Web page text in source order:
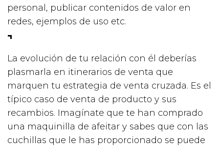
personal, publicar contenidos de valor en
redes, ejemplos de uso etc.
La evolución de tu relación con él deberías
plasmarla en itinerarios de venta que
marquen tu estrategia de venta cruzada. Es el
típico caso de venta de producto y sus
recambios. Imagínate que te han comprado
una maquinilla de afeitar y sabes que con las
cuchillas que le has proporcionado se puede